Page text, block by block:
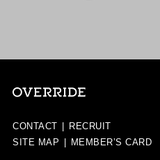
CONTACT
RECRUIT
SITE MAP
MEMBER’S CARD